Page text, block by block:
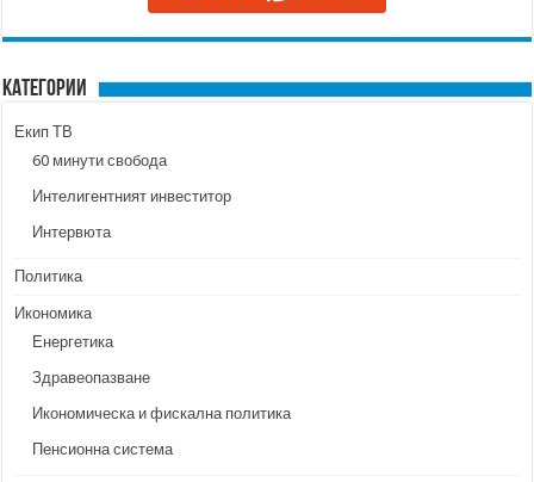
Категории
Екип ТВ
60 минути свобода
Интелигентният инвеститор
Интервюта
Политика
Икономика
Енергетика
Здравеопазване
Икономическа и фискална политика
Пенсионна система